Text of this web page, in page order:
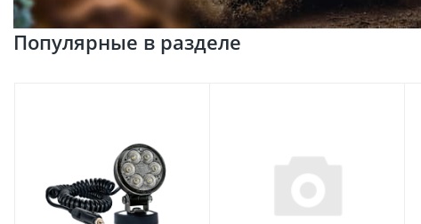
Популярные в разделе